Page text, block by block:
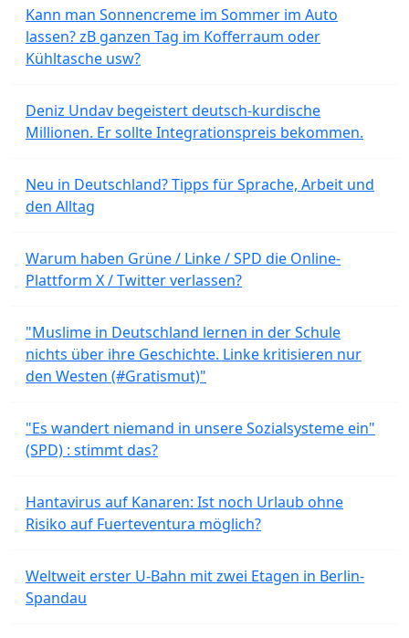
Kann man Sonnencreme im Sommer im Auto
lassen? zB ganzen Tag im Kofferraum oder
Kühltasche usw?
Deniz Undav begeistert deutsch-kurdische
Millionen. Er sollte Integrationspreis bekommen.
Neu in Deutschland? Tipps für Sprache, Arbeit und
den Alltag
Warum haben Grüne / Linke / SPD die Online-
Plattform X / Twitter verlassen?
"Muslime in Deutschland lernen in der Schule
nichts über ihre Geschichte. Linke kritisieren nur
den Westen (#Gratismut)"
"Es wandert niemand in unsere Sozialsysteme ein"
(SPD) : stimmt das?
Hantavirus auf Kanaren: Ist noch Urlaub ohne
Risiko auf Fuerteventura möglich?
Weltweit erster U-Bahn mit zwei Etagen in Berlin-
Spandau